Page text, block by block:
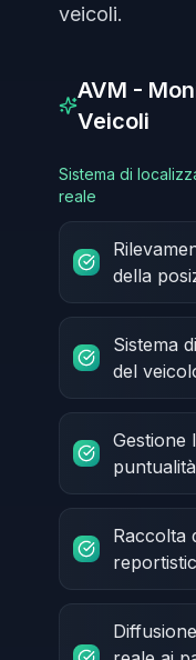
veicoli.
AVM -
Veicoli
Sistema di
reale
della
Sistema
del
Gestione
Raccolta